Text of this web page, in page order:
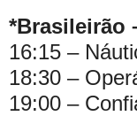
*Brasileirão
16:15 –
18:30 –
19:00 –